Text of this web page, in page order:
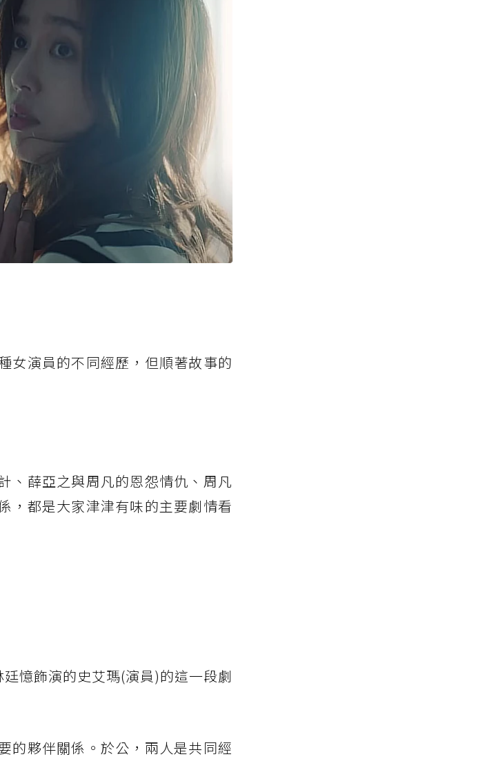
女演員的不同經歷，但順著故事的
、薛亞之與周凡的恩怨情仇、周凡
，都是大家津津有味的主要劇情看
憶飾演的史艾瑪(演員)的這一段劇
的夥伴關係。於公，兩人是共同經